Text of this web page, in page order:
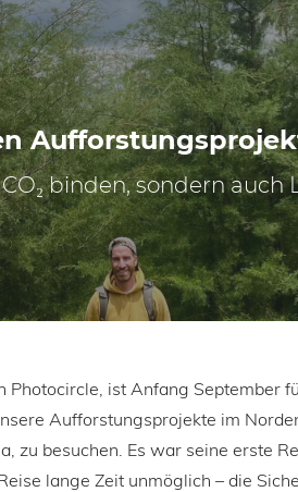
binden, sondern auch
Photocircle, ist Anfang September
Aufforstungsprojekte im
zu besuchen. Es war seine erste
lange Zeit unmöglich – die